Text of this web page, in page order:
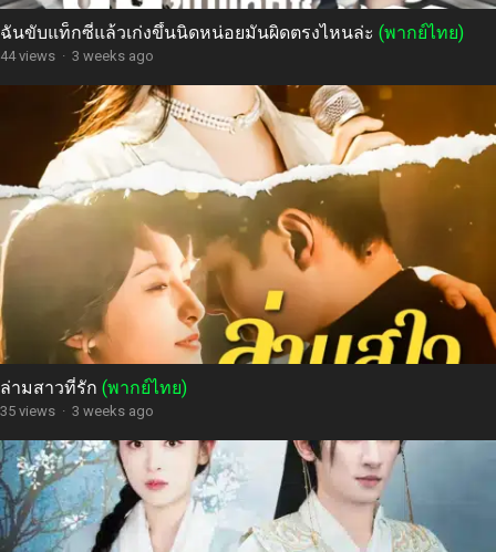
ฉันขับแท็กซี่แล้วเก่งขึ้นนิดหน่อยมันผิดตรงไหนล่ะ (พากย์ไทย)
44 views · 3 weeks ago
ล่ามสาวที่รัก (พากย์ไทย)
35 views · 3 weeks ago